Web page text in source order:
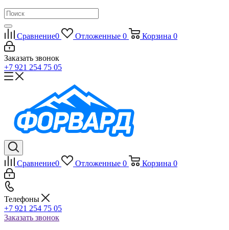
Сравнение0 Отложенные 0 Корзина 0
Заказать звонок
+7 921 254 75 05
Сравнение0 Отложенные 0 Корзина 0
Телефоны
+7 921 254 75 05
Заказать звонок